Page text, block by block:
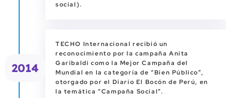
social).
TECHO­ Internacional recibió un
reconocimiento por la campaña Anita
Garibaldi como la Mejor Campaña del
Mundial en la categoría de “Bien Público”,
otorgado por el Diario El Bocón de Perú, en
la temática “Campaña Social”.
2014